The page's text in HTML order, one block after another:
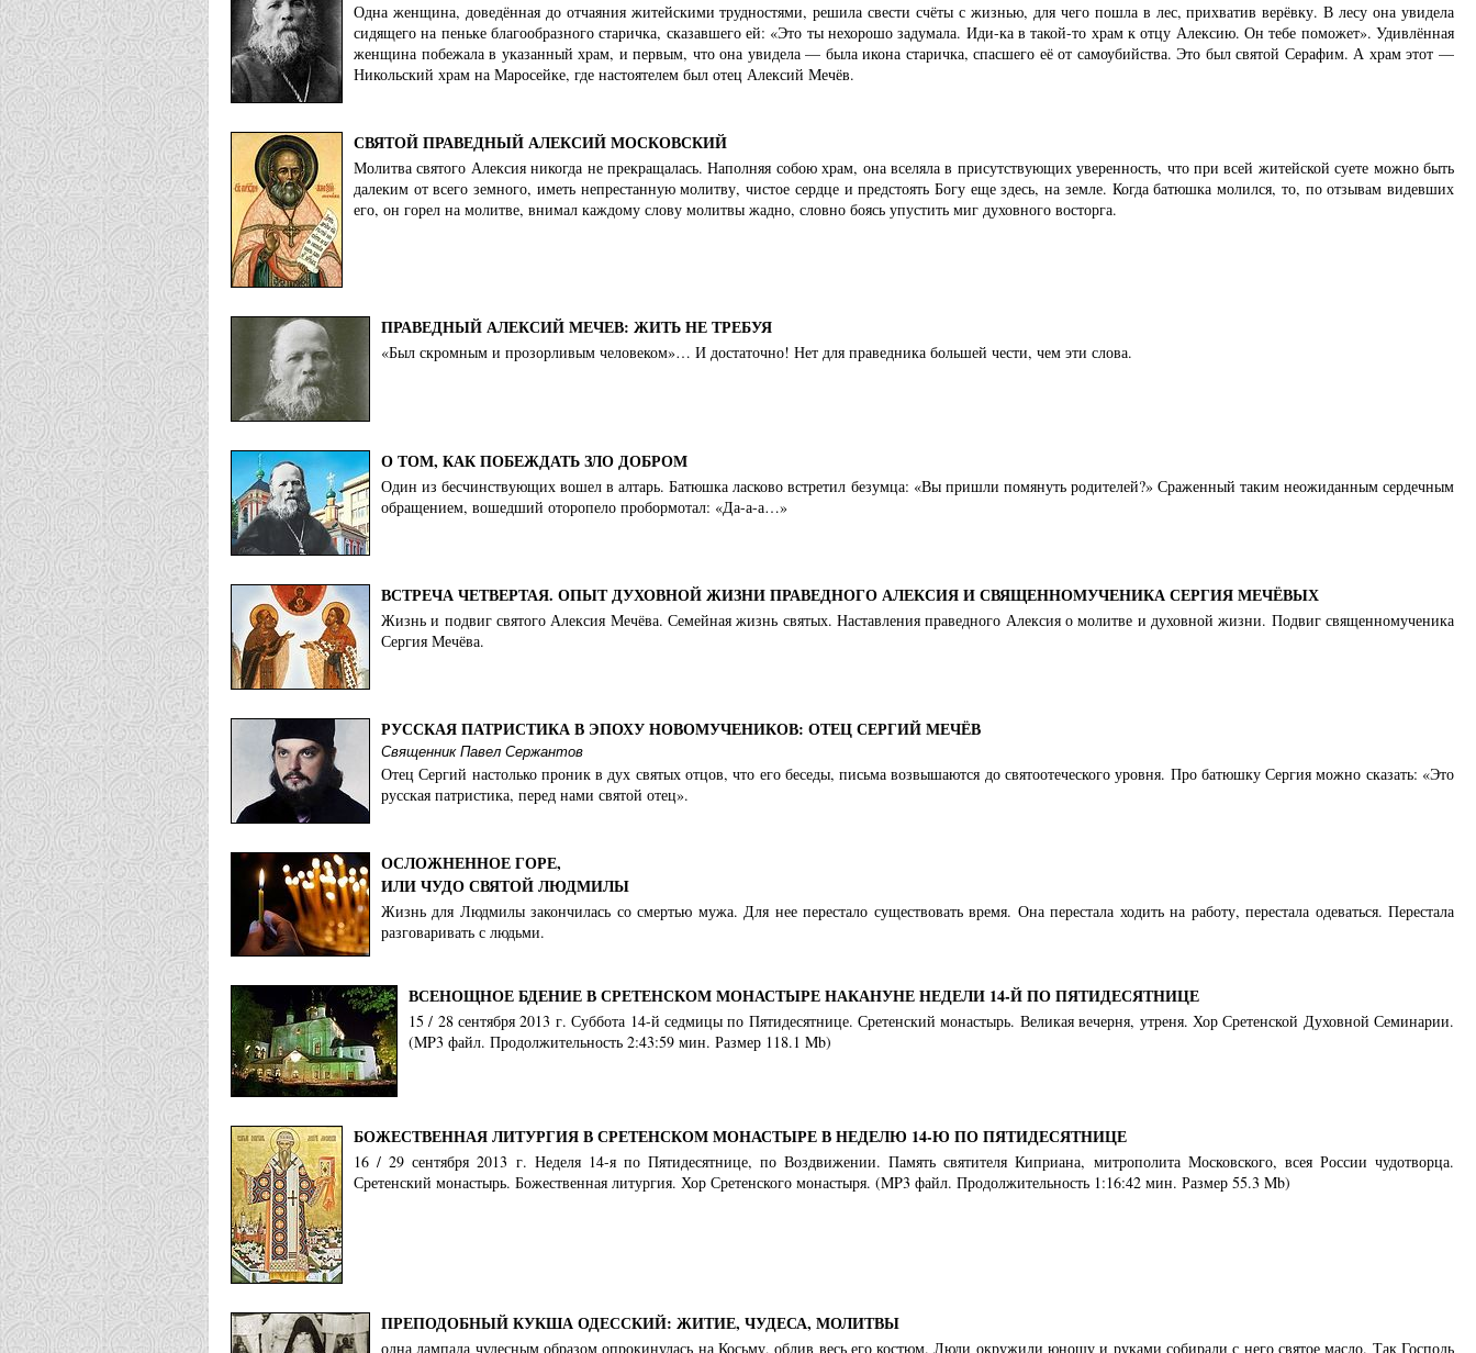
Одна женщина, доведённая до отчаяния житейскими трудностями, решила свести счёты с жизнью, для чего пошла в лес, прихватив верёвку. В лесу она увидела
сидящего на пеньке благообразного старичка, сказавшего ей: «Это ты нехорошо задумала. Иди-ка в такой-то храм к отцу Алексию. Он тебе поможет». Удивлённая
женщина побежала в указанный храм, и первым, что она увидела — была икона старичка, спасшего её от самоубийства. Это был святой Серафим. А храм этот —
Никольский храм на Маросейке, где настоятелем был отец Алексий Мечёв.
СВЯТОЙ ПРАВЕДНЫЙ АЛЕКСИЙ МОСКОВСКИЙ
Молитва святого Алексия никогда не прекращалась. Наполняя собою храм, она вселяла в присутствующих уверенность, что при всей житейской суете можно быть
далеким от всего земного, иметь непрестанную молитву, чистое сердце и предстоять Богу еще здесь, на земле. Когда батюшка молился, то, по отзывам видевших
его, он горел на молитве, внимал каждому слову молитвы жадно, словно боясь упустить миг духовного восторга.
ПРАВЕДНЫЙ АЛЕКСИЙ МЕЧЕВ: ЖИТЬ НЕ ТРЕБУЯ
«Был скромным и прозорливым человеком»… И достаточно! Нет для праведника большей чести, чем эти слова.
О ТОМ, КАК ПОБЕЖДАТЬ ЗЛО ДОБРОМ
Один из бесчинствующих вошел в алтарь. Батюшка ласково встретил безумца: «Вы пришли помянуть родителей?» Сраженный таким неожиданным сердечным
обращением, вошедший оторопело пробормотал: «Да-а-а…»
ВСТРЕЧА ЧЕТВЕРТАЯ. ОПЫТ ДУХОВНОЙ ЖИЗНИ ПРАВЕДНОГО АЛЕКСИЯ И СВЯЩЕННОМУЧЕНИКА СЕРГИЯ МЕЧЁВЫХ
Жизнь и подвиг святого Алексия Мечёва. Семейная жизнь святых. Наставления праведного Алексия о молитве и духовной жизни. Подвиг священномученика
Сергия Мечёва.
РУССКАЯ ПАТРИСТИКА В ЭПОХУ НОВОМУЧЕНИКОВ: ОТЕЦ СЕРГИЙ МЕЧЁВ
Священник Павел Сержантов
Отец Сергий настолько проник в дух святых отцов, что его беседы, письма возвышаются до святоотеческого уровня. Про батюшку Сергия можно сказать: «Это
русская патристика, перед нами святой отец».
ОСЛОЖНЕННОЕ ГОРЕ,
ИЛИ ЧУДО СВЯТОЙ ЛЮДМИЛЫ
Жизнь для Людмилы закончилась со смертью мужа. Для нее перестало существовать время. Она перестала ходить на работу, перестала одеваться. Перестала
разговаривать с людьми.
ВСЕНОЩНОЕ БДЕНИЕ В СРЕТЕНСКОМ МОНАСТЫРЕ НАКАНУНЕ НЕДЕЛИ 14-Й ПО ПЯТИДЕСЯТНИЦЕ
15 / 28 сентября 2013 г. Суббота 14-й седмицы по Пятидесятнице. Сретенский монастырь. Великая вечерня, утреня. Хор Сретенской Духовной Семинарии.
(MP3 файл. Продолжительность 2:43:59 мин. Размер 118.1 Mb)
БОЖЕСТВЕННАЯ ЛИТУРГИЯ В СРЕТЕНСКОМ МОНАСТЫРЕ В НЕДЕЛЮ 14-Ю ПО ПЯТИДЕСЯТНИЦЕ
16 / 29 сентября 2013 г. Неделя 14-я по Пятидесятнице, по Воздвижении. Память святителя Киприана, митрополита Московского, всея России чудотворца.
Сретенский монастырь. Божественная литургия. Хор Сретенского монастыря. (MP3 файл. Продолжительность 1:16:42 мин. Размер 55.3 Mb)
ПРЕПОДОБНЫЙ КУКША ОДЕССКИЙ: ЖИТИЕ, ЧУДЕСА, МОЛИТВЫ
одна лампада чудесным образом опрокинулась на Косьму, облив весь его костюм. Люди окружили юношу и руками собирали с него святое масло. Так Господь